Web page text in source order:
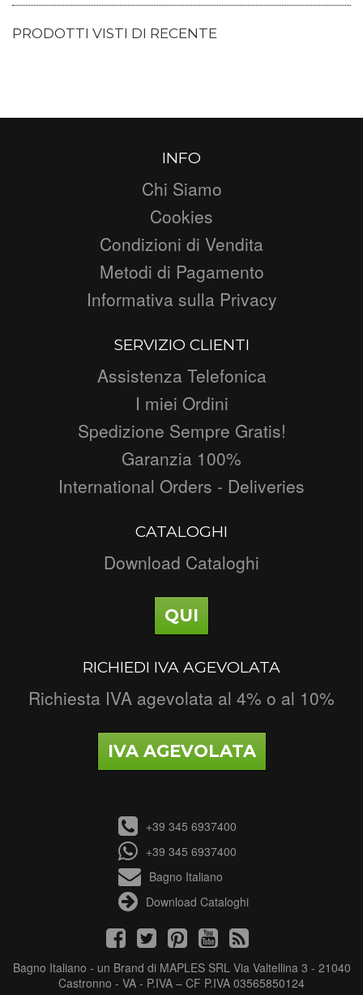
PRODOTTI VISTI DI RECENTE
INFO
Chi Siamo
Cookies
Condizioni di Vendita
Metodi di Pagamento
Informativa sulla Privacy
SERVIZIO CLIENTI
Assistenza Telefonica
I miei Ordini
Spedizione Sempre Gratis!
Garanzia 100%
International Orders - Deliveries
CATALOGHI
Download Cataloghi
QUI
RICHIEDI IVA AGEVOLATA
Richiesta IVA agevolata al 4% o al 10%
IVA AGEVOLATA
+39 345 6937400
+39 345 6937400
Bagno Italiano
Download Cataloghi
Bagno Italiano - un Brand di MAPLES SRL Via Valtellina 3 - 21040
Castronno - VA - P.IVA – CF P.IVA 03565850124